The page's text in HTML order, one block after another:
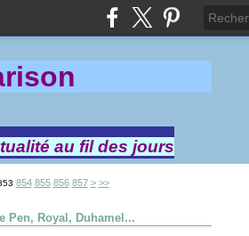
rison
au fil des jours
854 855 856 857 > >>
Pen, Royal, Duhamel...